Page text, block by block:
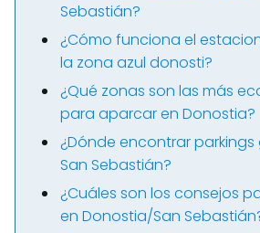
Sebastián?
¿Cómo funciona el
la zona azul donosti?
¿Qué zonas son las más
para aparcar en Donostia?
¿Dónde encontrar
San Sebastián?
¿Cuáles son los consejos
en Donostia/San